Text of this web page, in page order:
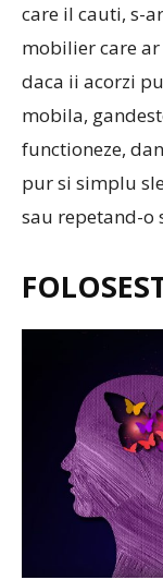
care il cauti, s-
mobilier care
daca ii acorzi
mobila,
functioneze,
pur si simplu
sau repetand-o